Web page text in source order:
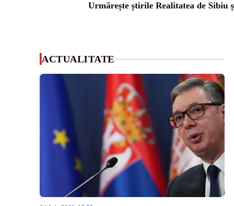
Urmărește știrile Realitatea de Sibiu
ACTUALITATE